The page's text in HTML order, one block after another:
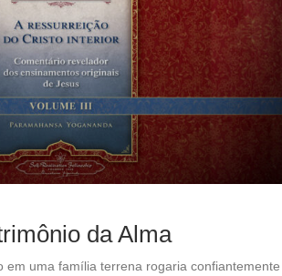
da Alma
em uma família terrena rogaria confiantemente